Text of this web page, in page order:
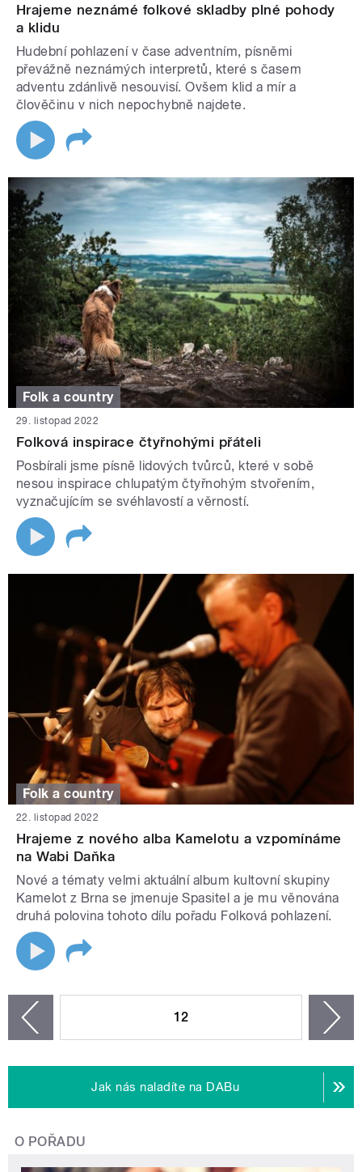
Hrajeme neznámé folkové skladby plné pohody
a klidu
Hudební pohlazení v čase adventním, písněmi
převážně neznámých interpretů, které s časem
adventu zdánlivě nesouvisí. Ovšem klid a mír a
člověčinu v nich nepochybně najdete.
Folk a country
29. listopad 2022
Folková inspirace čtyřnohými přáteli
Posbírali jsme písně lidových tvůrců, které v sobě
nesou inspirace chlupatým čtyřnohým stvořením,
vyznačujícím se svéhlavostí a věrností.
Folk a country
22. listopad 2022
Hrajeme z nového alba Kamelotu a vzpomínáme
na Wabi Daňka
Nové a tématy velmi aktuální album kultovní skupiny
Kamelot z Brna se jmenuje Spasitel a je mu věnována
druhá polovina tohoto dílu pořadu Folková pohlazení.
12
Jak nás naladíte na DABu
O POŘADU